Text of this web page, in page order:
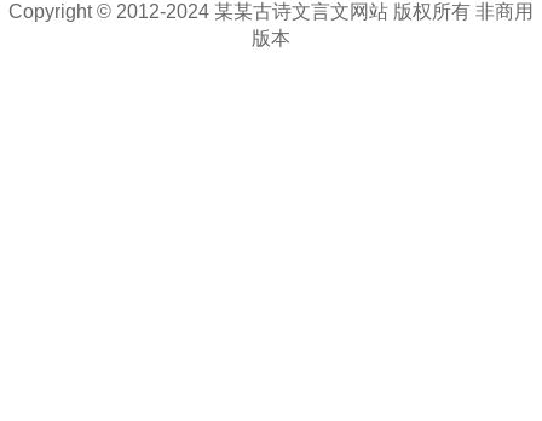
Copyright © 2012-2024 某某古诗文言文网站 版权所有 非商用
版本